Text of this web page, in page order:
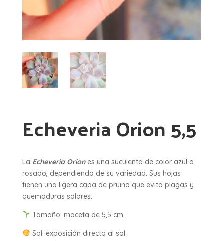
Echeveria Orion 5,5
La Echeveria Orion es una suculenta de color azul o
rosado, dependiendo de su variedad. Sus hojas
tienen una ligera capa de pruina que evita plagas y
quemaduras solares.
Tamaño: maceta de 5,5 cm.
Sol: exposición directa al sol.